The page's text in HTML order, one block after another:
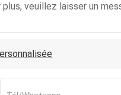
veuillez laisser un